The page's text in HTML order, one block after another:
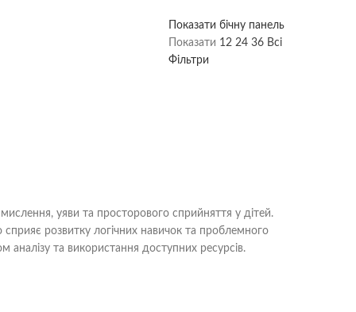
Показати бічну панель
Показати 12 24 36 Всі
Фільтри
уяви та просторового сприйняття у дітей.
розвитку логічних навичок та проблемного
та використання доступних ресурсів.